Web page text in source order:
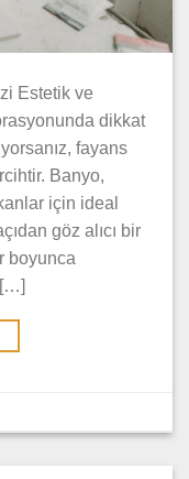
Estetik ve
dikkat
fayans
Banyo,
için ideal
göz alıcı bir
boyunca
[…]